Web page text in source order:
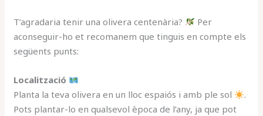
T’agradaria tenir una olivera centenària?
Per
aconseguir-ho et recomanem que tinguis en compte els
següents punts:
Localització
Planta la teva olivera en un lloc espaiós i amb ple sol
.
Pots plantar-lo en qualsevol època de l’any, ja que pot